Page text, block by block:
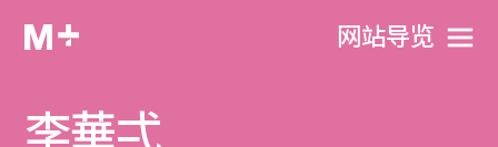
网站导览
李華弌